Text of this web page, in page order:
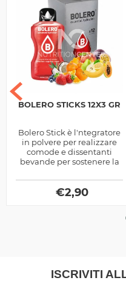
BOLERO STICKS 12X3 GR
Bolero Stick è l'ntegratore
in polvere per realizzare
comode e dissentanti
bevande per sostenere la
recupero. Zero contenuto
calorico
€2,90
ISCRIVITI